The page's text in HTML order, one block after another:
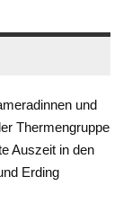
und
Thermengruppe
Auszeit in den
Erding